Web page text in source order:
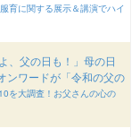
育に関する展示＆講演でハイ
、父の日も！」母の日
ンワードが「令和の父の
を大調査！お父さんの心の